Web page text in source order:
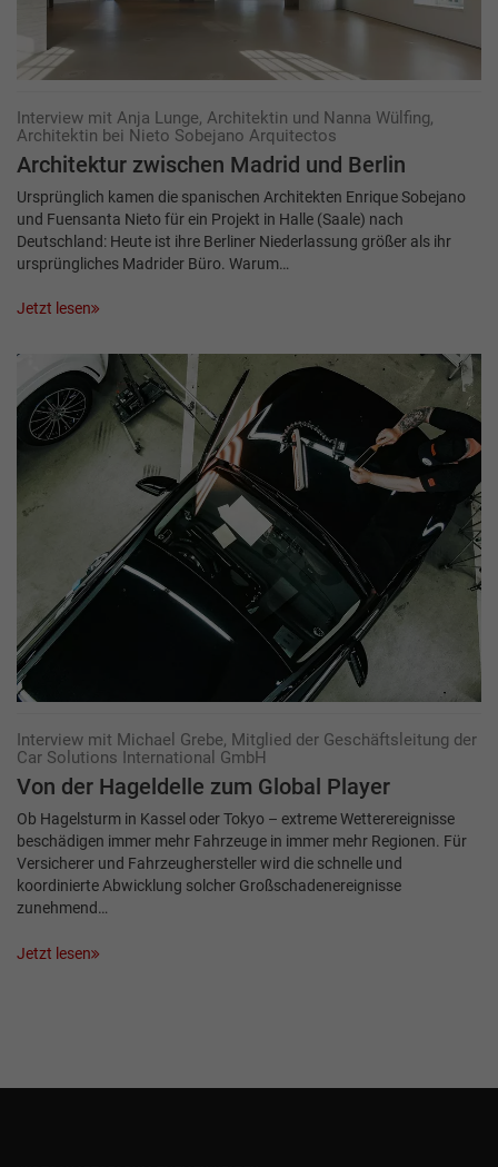
Interview mit Anja Lunge, Architektin und Nanna Wülfing,
Architektin bei Nieto Sobejano Arquitectos
Architektur zwischen Madrid und ­Berlin
Ursprünglich kamen die spanischen Architekten Enrique Sobejano
und Fuensanta Nieto für ein Projekt in Halle (Saale) nach
Deutschland: Heute ist ihre Berliner Niederlassung größer als ihr
ursprüngliches Madrider Büro. Warum…
Jetzt lesen
Interview mit Michael Grebe, Mitglied der Geschäftsleitung der
Car Solutions International GmbH
Von der Hageldelle zum Global Player
Ob Hagelsturm in Kassel oder Tokyo – extreme Wetterereignisse
beschädigen immer mehr Fahrzeuge in immer mehr Regionen. Für
Versicherer und Fahrzeughersteller wird die schnelle und
koordinierte Abwicklung solcher Großschadenereignisse
zunehmend…
Jetzt lesen